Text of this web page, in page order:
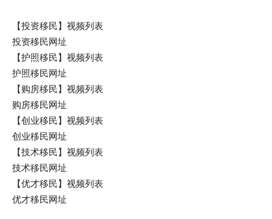
【投资移民】视频列表
投资移民网址
【护照移民】视频列表
护照移民网址
【购房移民】视频列表
购房移民网址
【创业移民】视频列表
创业移民网址
【技术移民】视频列表
技术移民网址
【优才移民】视频列表
优才移民网址